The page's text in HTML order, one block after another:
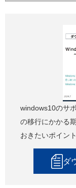
windows10のサ
の移行にかかる
おきたいポイン
ダ